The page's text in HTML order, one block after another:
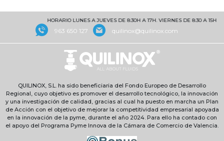
HORARIO LUNES A JUEVES DE 8:30H A 17H. VIERNES DE 8:30 A 15H
963 650 127 quilinox@quilinox.com
QUILINOX, S.L. ha sido beneficiaria del Fondo Europeo de Desarrollo
Regional, cuyo objetivo es promover el desarrollo tecnológico, la innovación
y una investigación de calidad, gracias al cual ha puesto en marcha un Plan
de Acción con el objetivo de mejorar la competitividad empresarial apoyada
en la innovación de la pyme, durante el año 2024. Para ello ha contado con
el apoyo del Programa Pyme Innova de la Cámara de Comercio de Valencia.